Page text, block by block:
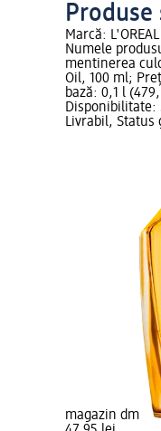
Marcă: L'ORÉAL
Numele
mentinerea
Oil, 100 ml;
bază: 0,1 l
Disponibilitate:
Livrabil, Status
magazin dm